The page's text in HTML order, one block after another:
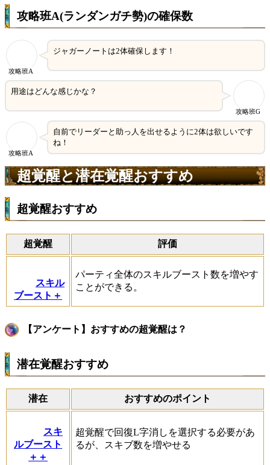
攻略班A(ランダンガチ勢)の確保数
攻略班A
ジャガーノートは2体確保します！
用途はどんな感じかな？
攻略班G
攻略班A
自前でリーダーと助っ人を出せるように2体は欲しいです
ね！
超覚醒と潜在覚醒おすすめ
超覚醒おすすめ
超覚醒 評価
スキル
ブースト＋
パーティ全体のスキルブースト数を増やす
ことができる。
【アンケート】おすすめの超覚醒は？
潜在覚醒おすすめ
潜在 おすすめのポイント
スキ
ルブースト
＋＋
超覚醒で回復L字消しを選択する必要があ
るが、スキブ数を増やせる